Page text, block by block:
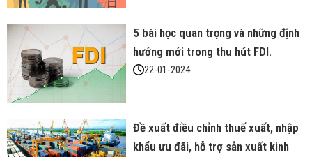
5 bài học quan trọng và những định
hướng mới trong thu hút FDI.
22-01-2024
Đề xuất điều chỉnh thuế xuất, nhập
khẩu ưu đãi, hỗ trợ sản xuất kinh